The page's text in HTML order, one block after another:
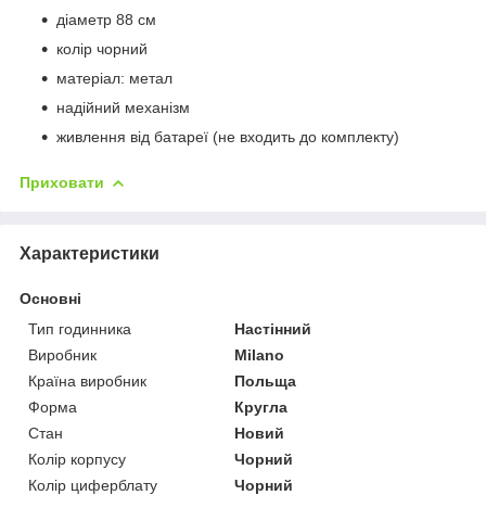
діаметр 88 см
колір чорний
матеріал: метал
надійний механізм
живлення від батареї (не входить до комплекту)
Приховати
Характеристики
Основні
Тип годинника
Настінний
Виробник
Milano
Країна виробник
Польща
Форма
Кругла
Стан
Новий
Колір корпусу
Чорний
Колір циферблату
Чорний